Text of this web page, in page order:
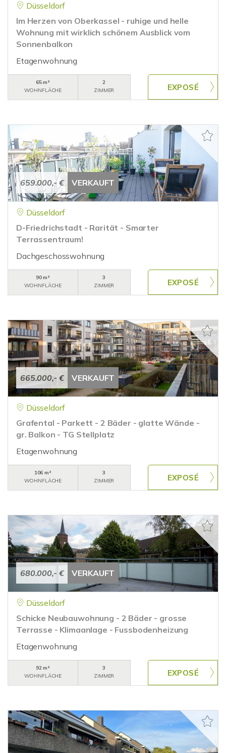
Düsseldorf
Im Herzen von Oberkassel - ruhige und helle
Wohnung mit wirklich schönem Ausblick vom
Sonnenbalkon
Etagenwohnung
65 m²
WOHNFLÄCHE
2
ZIMMER
659.000,- € VERKAUFT
Düsseldorf
D-Friedrichstadt - Rarität - Smarter
Terrassentraum!
Dachgeschosswohnung
90 m²
WOHNFLÄCHE
3
ZIMMER
665.000,- € VERKAUFT
Düsseldorf
Grafental - Parkett - 2 Bäder - glatte Wände -
gr. Balkon - TG Stellplatz
Etagenwohnung
106 m²
WOHNFLÄCHE
3
ZIMMER
680.000,- € VERKAUFT
Düsseldorf
Schicke Neubauwohnung - 2 Bäder - grosse
Terrasse - Klimaanlage - Fussbodenheizung
Etagenwohnung
92 m²
WOHNFLÄCHE
3
ZIMMER